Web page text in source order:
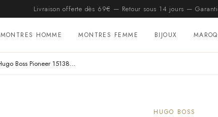
Livraison offerte dès 69€ — Retour sous 14 jours —
MONTRES HOMME MONTRES FEMME BIJOUX
Montre Hugo Boss Pioneer 1513868 homme argentée, acier inoxydable 44mm, quartz 5 ATM
HUGO BOSS